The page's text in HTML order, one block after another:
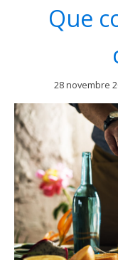
Que
28 novembre